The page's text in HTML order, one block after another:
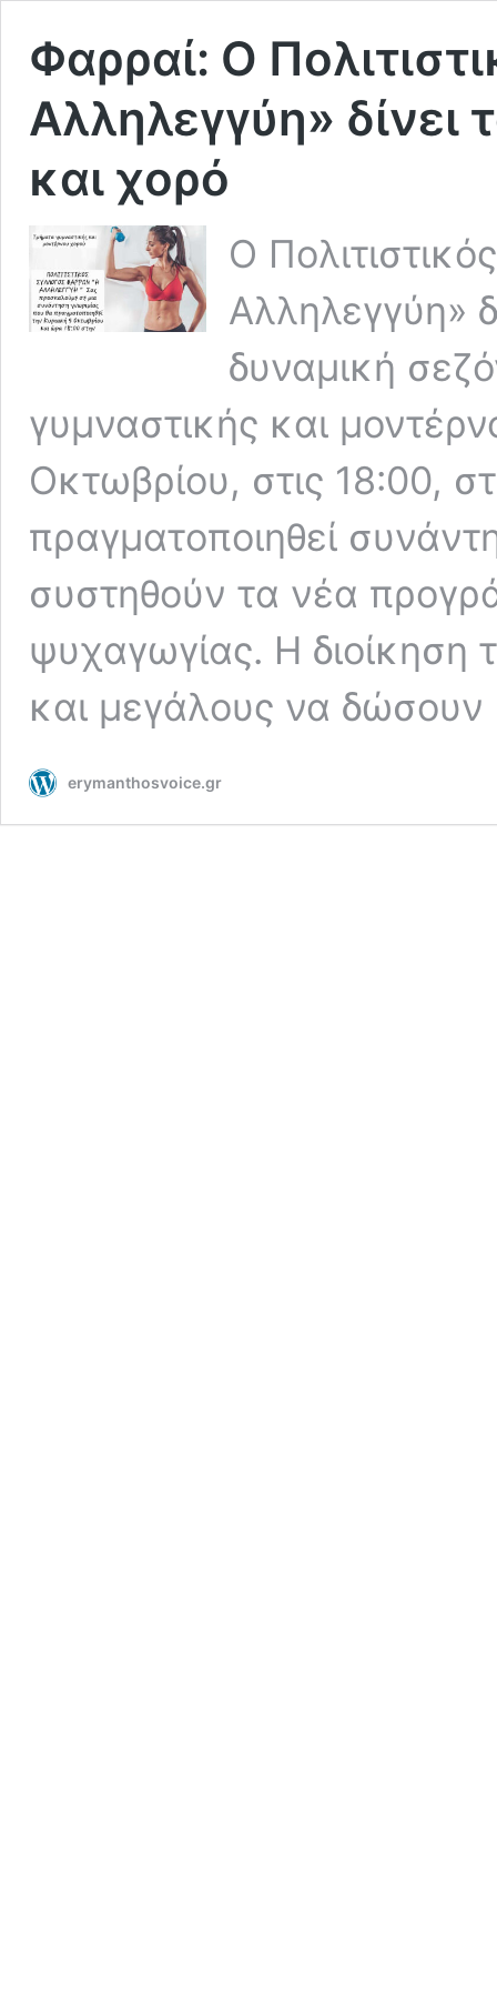
Φαρραί: Ο
Αλληλεγγύη» δίνει
και χορό
Ο
Αλληλεγγύη»
δυναμική
γυμναστικής και
Οκτωβρίου, στις 18:00,
πραγματοποιηθεί
συστηθούν τα νέα
ψυχαγωγίας. Η διοίκηση
και μεγάλους να
erymanthosvoice.gr